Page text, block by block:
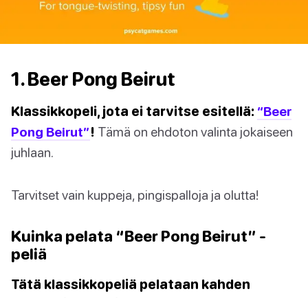
1. Beer Pong Beirut
Klassikkopeli, jota ei tarvitse esitellä: “Beer
Pong Beirut”! Tämä on ehdoton valinta jokaiseen
juhlaan.
Tarvitset vain kuppeja, pingispalloja ja olutta!
Kuinka pelata “Beer Pong Beirut” -
peliä
Tätä klassikkopeliä pelataan kahden